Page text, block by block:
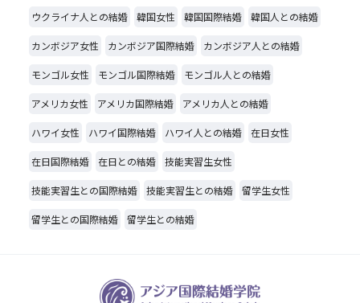
ウクライナ人との結婚 韓国女性 韓国国際結婚 韓国人との結婚
カンボジア女性 カンボジア国際結婚 カンボジア人との結婚
モンゴル女性 モンゴル国際結婚 モンゴル人との結婚
アメリカ女性 アメリカ国際結婚 アメリカ人との結婚
ハワイ女性 ハワイ国際結婚 ハワイ人との結婚 在日女性
在日国際結婚 在日との結婚 技能実習生女性
技能実習生との国際結婚 技能実習生との結婚 留学生女性
留学生との国際結婚 留学生との結婚